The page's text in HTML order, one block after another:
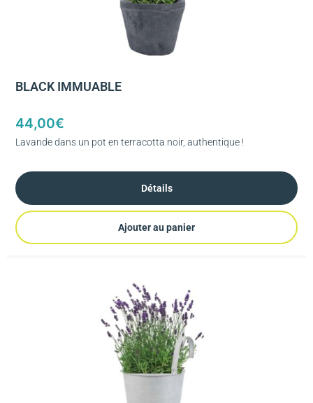
BLACK IMMUABLE
44,00€
Lavande dans un pot en terracotta noir, authentique !
Détails
Ajouter au panier